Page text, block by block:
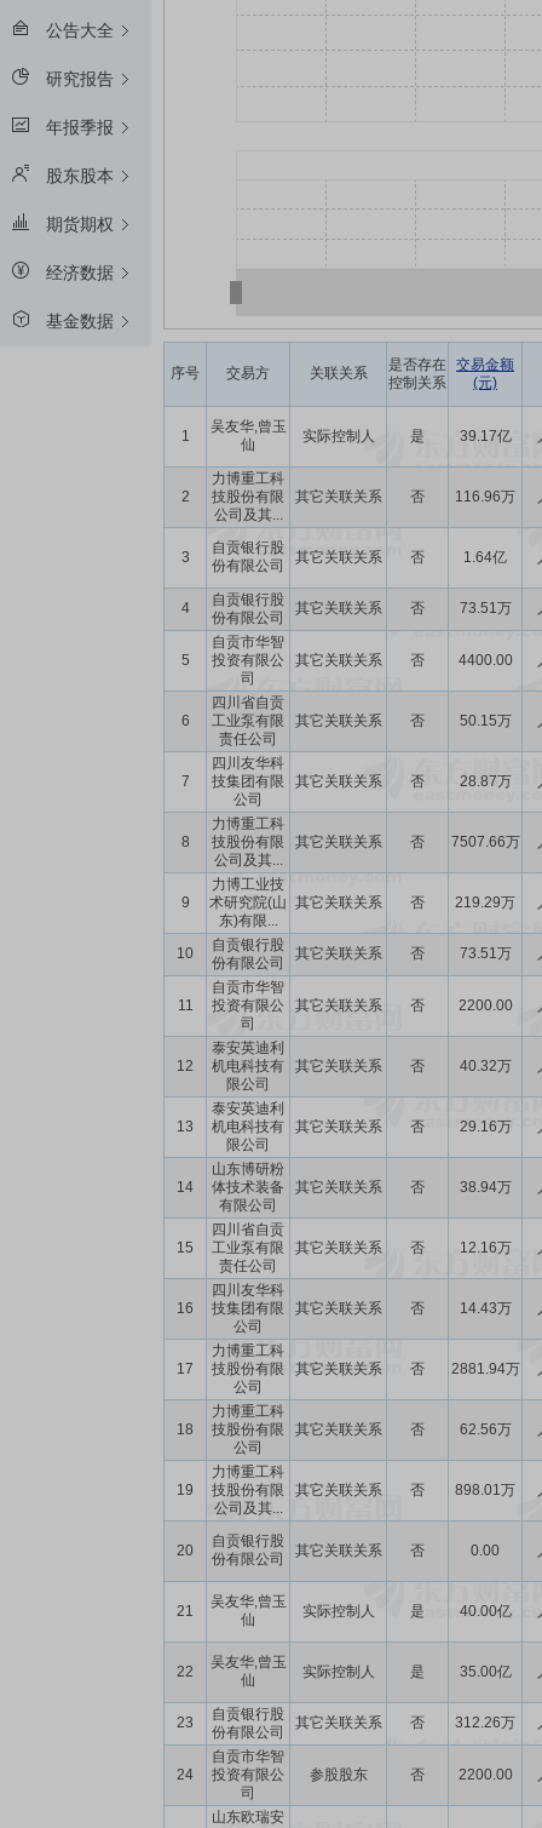
公告大全
研究报告
年报季报
股东股本
期货期权
经济数据
基金数据
序号 交易方 关联关系
是否存在
控制关系
交易金额
(元)
1
吴友华,曾玉
仙
实际控制人 是 39.17亿
2
力博重工科
技股份有限
公司及其...
其它关联关系 否 116.96万
3
自贡银行股
份有限公司
其它关联关系 否 1.64亿
4
自贡银行股
份有限公司
其它关联关系 否 73.51万
5
自贡市华智
投资有限公
司
其它关联关系 否 4400.00
6
四川省自贡
工业泵有限
责任公司
其它关联关系 否 50.15万
7
四川友华科
技集团有限
公司
其它关联关系 否 28.87万
8
力博重工科
技股份有限
公司及其...
其它关联关系 否 7507.66万
9
力博工业技
术研究院(山
东)有限...
其它关联关系 否 219.29万
10
自贡银行股
份有限公司
其它关联关系 否 73.51万
11
自贡市华智
投资有限公
司
其它关联关系 否 2200.00
12
泰安英迪利
机电科技有
限公司
其它关联关系 否 40.32万
13
泰安英迪利
机电科技有
限公司
其它关联关系 否 29.16万
14
山东博研粉
体技术装备
有限公司
其它关联关系 否 38.94万
15
四川省自贡
工业泵有限
责任公司
其它关联关系 否 12.16万
16
四川友华科
技集团有限
公司
其它关联关系 否 14.43万
17
力博重工科
技股份有限
公司
其它关联关系 否 2881.94万
18
力博重工科
技股份有限
公司
其它关联关系 否 62.56万
19
力博重工科
技股份有限
公司及其...
其它关联关系 否 898.01万
20
自贡银行股
份有限公司
其它关联关系 否 0.00
21
吴友华,曾玉
仙
实际控制人 是 40.00亿
22
吴友华,曾玉
仙
实际控制人 是 35.00亿
23
自贡银行股
份有限公司
其它关联关系 否 312.26万
24
自贡市华智
投资有限公
司
参股股东 否 2200.00
山东欧瑞安